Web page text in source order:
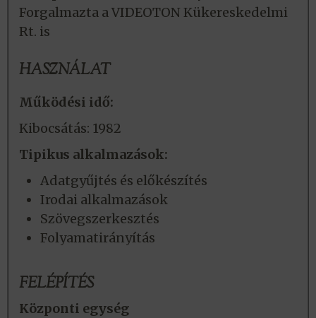
Forgalmazta a VIDEOTON Kükereskedelmi
Rt. is
HASZNÁLAT
Működési idő:
Kibocsátás: 1982
Tipikus alkalmazások:
Adatgyűjtés és előkészítés
Irodai alkalmazások
Szövegszerkesztés
Folyamatirányítás
FELÉPÍTÉS
Központi egység